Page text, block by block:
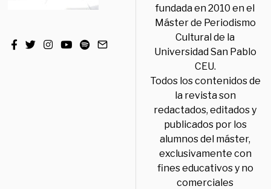
fundada en 2010 en el
Máster de Periodismo
Cultural de la
Universidad San Pablo
CEU.
Todos los contenidos de
la revista son
redactados, editados y
publicados por los
alumnos del máster,
exclusivamente con
fines educativos y no
comerciales